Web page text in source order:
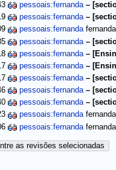
pessoais:fernanda –
pessoais:fernanda –
pessoais:fernanda fernanda
pessoais:fernanda –
pessoais:fernanda –
pessoais:fernanda –
pessoais:fernanda –
pessoais:fernanda –
pessoais:fernanda –
pessoais:fernanda fernanda
pessoais:fernanda fernanda
as revisões selecionadas